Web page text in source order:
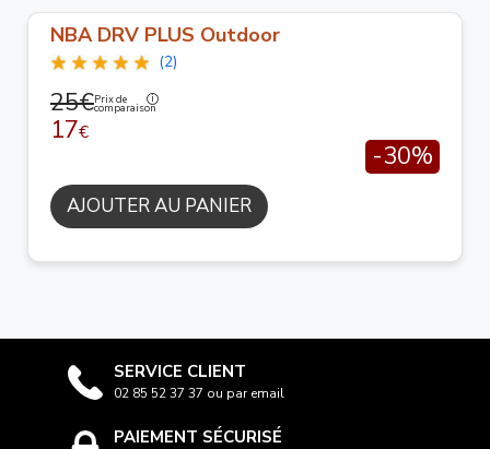
NBA DRV PLUS Outdoor
(2)
25€Prix de
comparaison
17€
-30%
AJOUTER AU PANIER
SERVICE CLIENT
02 85 52 37 37 ou par email
PAIEMENT SÉCURISÉ